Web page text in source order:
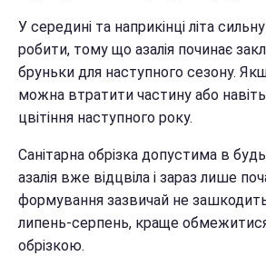
У середині та наприкінці літа
робити, тому що азалія починає
бруньки для наступного сезону.
можна втратити частину або навіть
цвітіння наступного року.
Санітарна обрізка допустима в
азалія вже відцвіла і зараз лише
формування зазвичай не
липень-серпень, краще
обрізкою.